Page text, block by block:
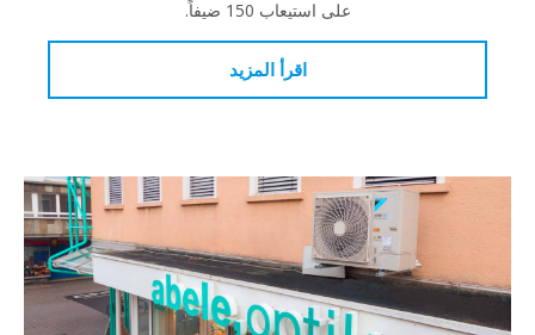
على استيعاب 150 ضيفاً.
اقرأ المزيد